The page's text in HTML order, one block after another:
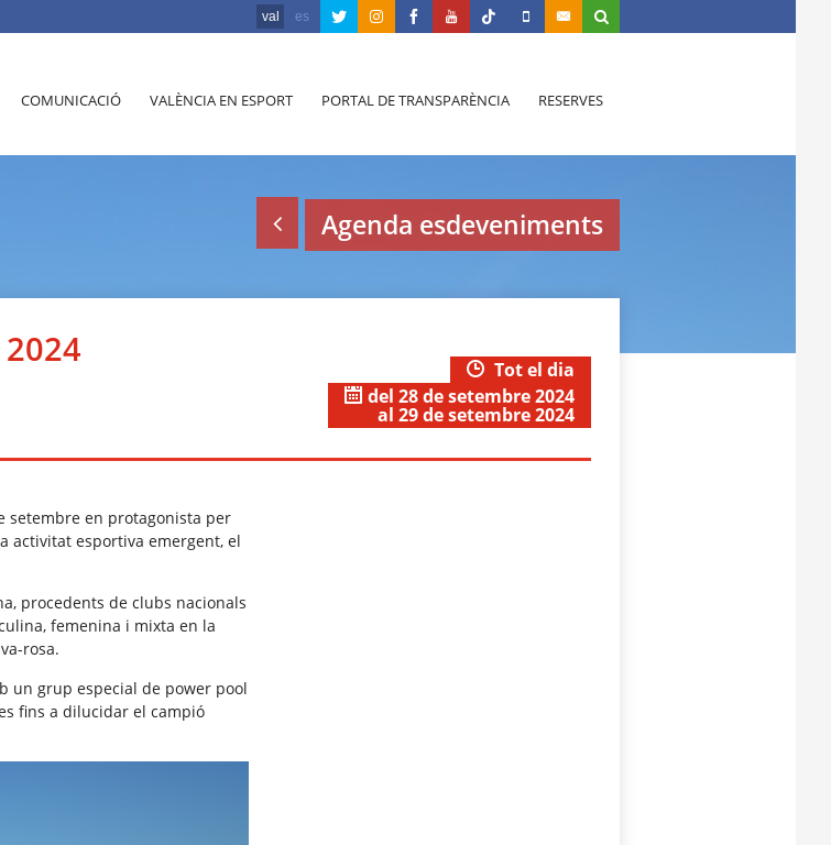
val es
COMUNICACIÓ VALÈNCIA EN ESPORT PORTAL DE TRANSPARÈNCIA RESERVES
Agenda esdeveniments
Tot el dia
del 28 de setembre 2024
al 29 de setembre 2024
setembre en protagonista per
activitat esportiva emergent, el
procedents de clubs nacionals
femenina i mixta en la
rosa.
un grup especial de power pool
fins a dilucidar el campió